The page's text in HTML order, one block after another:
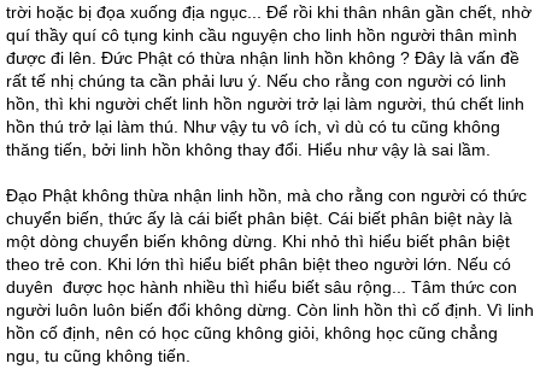
trời hoặc bị đọa xuống địa ngục... Để rồi khi thân nhân gần chết, nhờ
quí thầy quí cô tụng kinh cầu nguyện cho linh hồn người thân mình
được đi lên. Đức Phật có thừa nhận linh hồn không ? Đây là vấn đề
rất tế nhị chúng ta cần phải lưu ý. Nếu cho rằng con người có linh
hồn, thì khi người chết linh hồn người trở lại làm người, thú chết linh
hồn thú trở lại làm thú. Như vậy tu vô ích, vì dù có tu cũng không
thăng tiến, bởi linh hồn không thay đổi. Hiểu như vậy là sai lầm.
Đạo Phật không thừa nhận linh hồn, mà cho rằng con người có thức
chuyển biến, thức ấy là cái biết phân biệt. Cái biết phân biệt này là
một dòng chuyển biến không dừng. Khi nhỏ thì hiểu biết phân biệt
theo trẻ con. Khi lớn thì hiểu biết phân biệt theo người lớn. Nếu có
duyên được học hành nhiều thì hiểu biết sâu rộng... Tâm thức con
người luôn luôn biến đổi không dừng. Còn linh hồn thì cố định. Vì linh
hồn cố định, nên có học cũng không giỏi, không học cũng chẳng
ngu, tu cũng không tiến.